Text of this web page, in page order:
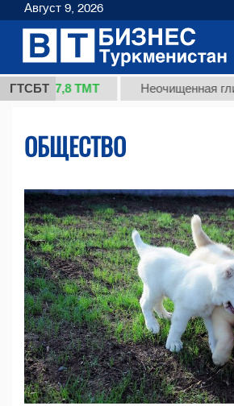
ГТСБТ
ТМТ Неочищенная
ОБЩЕСТВО
Август 9, 2026